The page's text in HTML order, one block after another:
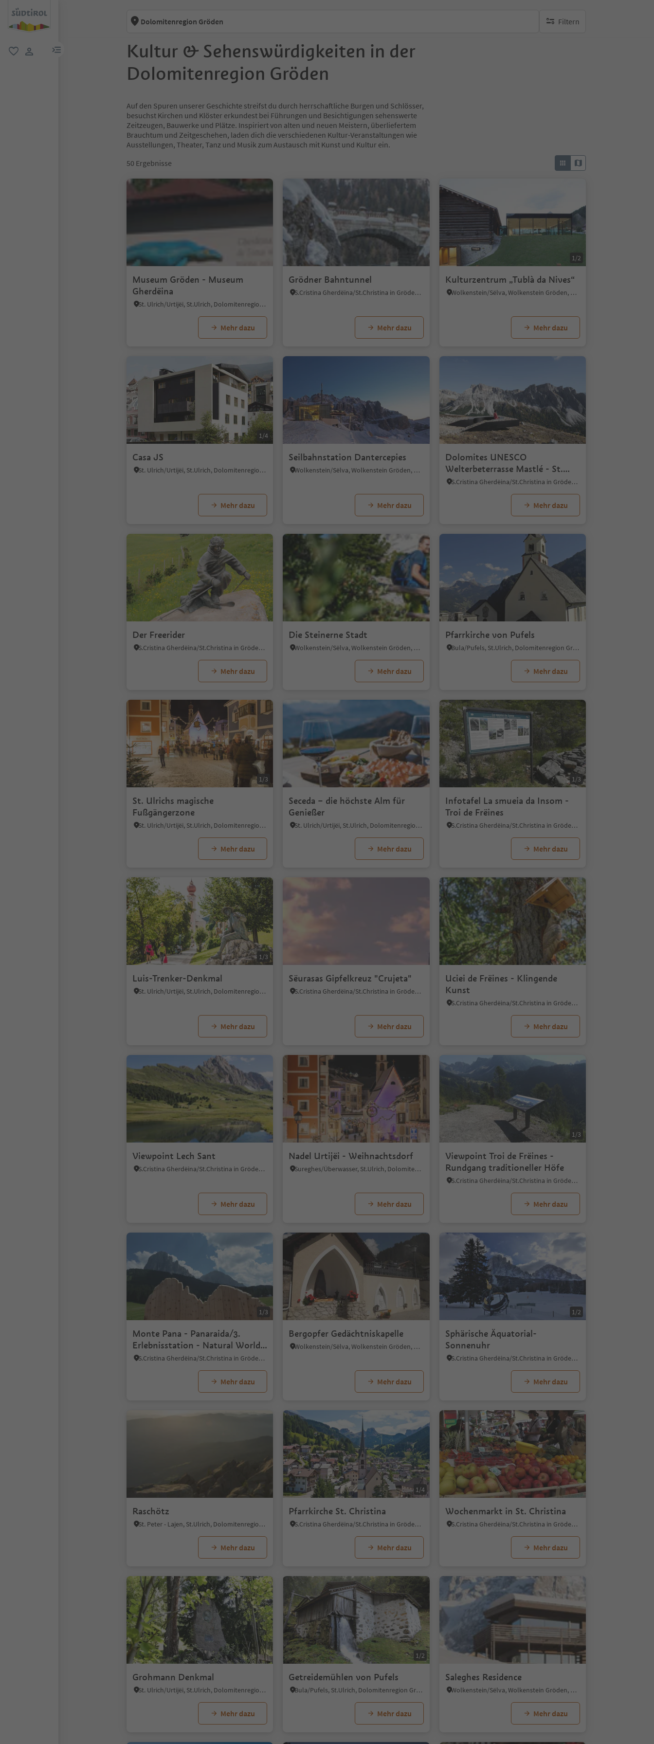
menu link
Dolomitenregion Gröden Filtern
keine aktiven Filte
Kultur & Sehenswürdigkeiten in der
Dolomitenregion Gröden
Auf den Spuren unserer Geschichte streifst du durch herrschaftliche Burgen und Schlösser,
besuchst Kirchen und Klöster erkundest bei Führungen und Besichtigungen sehenswerte
Zeitzeugen, Bauwerke und Plätze. Inspiriert von alten und neuen Meistern, überliefertem
Brauchtum und Zeitgeschehen, laden dich die verschiedenen Kultur-Veranstaltungen wie
Ausstellungen, Theater, Tanz und Musik zum Austausch mit Kunst und Kultur ein.
50 Ergebnisse
Museum Gröden - Museum
Gherdëina
St. Ulrich/Urtijëi, St.Ulrich, Dolomitenregion Gröden
Mehr dazu
Grödner Bahntunnel
S.Cristina Gherdëina/St.Christina in Gröden, St.Christina in Gröden, Dolomitenregion Gröden
Mehr dazu
1/2
Kulturzentrum „Tublà da Nives“
Wolkenstein/Sëlva, Wolkenstein Gröden, Dolomitenregion Gröden
Mehr dazu
1/4
Casa JS
St. Ulrich/Urtijëi, St.Ulrich, Dolomitenregion Gröden
Mehr dazu
Seilbahnstation Dantercepies
Wolkenstein/Sëlva, Wolkenstein Gröden, Dolomitenregion Gröden
Mehr dazu
Dolomites UNESCO
Welterbeterrasse Mastlé - St.
Christina Gröden
S.Cristina Gherdëina/St.Christina in Gröden, St.Christina in Gröden, Dolomitenregion Gröden
Mehr dazu
Der Freerider
S.Cristina Gherdëina/St.Christina in Gröden, St.Christina in Gröden, Dolomitenregion Gröden
Mehr dazu
Die Steinerne Stadt
Wolkenstein/Sëlva, Wolkenstein Gröden, Dolomitenregion Gröden
Mehr dazu
Pfarrkirche von Pufels
Bula/Pufels, St.Ulrich, Dolomitenregion Gröden
Mehr dazu
1/3
St. Ulrichs magische
Fußgängerzone
St. Ulrich/Urtijëi, St.Ulrich, Dolomitenregion Gröden
Mehr dazu
1/7
Seceda – die höchste Alm für
Genießer
St. Ulrich/Urtijëi, St.Ulrich, Dolomitenregion Gröden
Mehr dazu
1/3
Infotafel La smueia da Insom -
Troi de Frëines
S.Cristina Gherdëina/St.Christina in Gröden, St.Christina in Gröden, Dolomitenregion Gröden
Mehr dazu
1/3
Luis-Trenker-Denkmal
St. Ulrich/Urtijëi, St.Ulrich, Dolomitenregion Gröden
Mehr dazu
Sëurasas Gipfelkreuz "Crujeta"
S.Cristina Gherdëina/St.Christina in Gröden, St.Christina in Gröden, Dolomitenregion Gröden
Mehr dazu
Uciei de Frëines - Klingende
Kunst
S.Cristina Gherdëina/St.Christina in Gröden, St.Christina in Gröden, Dolomitenregion Gröden
Mehr dazu
1/6
Viewpoint Lech Sant
S.Cristina Gherdëina/St.Christina in Gröden, St.Christina in Gröden, Dolomitenregion Gröden
Mehr dazu
Nadel Urtijëi - Weihnachtsdorf
Sureghes/Überwasser, St.Ulrich, Dolomitenregion Gröden
Mehr dazu
1/3
Viewpoint Troi de Frëines -
Rundgang traditioneller Höfe
S.Cristina Gherdëina/St.Christina in Gröden, St.Christina in Gröden, Dolomitenregion Gröden
Mehr dazu
1/3
Monte Pana - Panaraida/3.
Erlebnisstation - Natural World
Heritage Cinema
S.Cristina Gherdëina/St.Christina in Gröden, St.Christina in Gröden, Dolomitenregion Gröden
Mehr dazu
Bergopfer Gedächtniskapelle
Wolkenstein/Sëlva, Wolkenstein Gröden, Dolomitenregion Gröden
Mehr dazu
1/2
Sphärische Äquatorial-
Sonnenuhr
S.Cristina Gherdëina/St.Christina in Gröden, St.Christina in Gröden, Dolomitenregion Gröden
Mehr dazu
1/6
Raschötz
St. Peter - Lajen, St.Ulrich, Dolomitenregion Gröden
Mehr dazu
1/4
Pfarrkirche St. Christina
S.Cristina Gherdëina/St.Christina in Gröden, St.Christina in Gröden, Dolomitenregion Gröden
Mehr dazu
Wochenmarkt in St. Christina
S.Cristina Gherdëina/St.Christina in Gröden, St.Christina in Gröden, Dolomitenregion Gröden
Mehr dazu
Grohmann Denkmal
St. Ulrich/Urtijëi, St.Ulrich, Dolomitenregion Gröden
Mehr dazu
1/2
Getreidemühlen von Pufels
Bula/Pufels, St.Ulrich, Dolomitenregion Gröden
Mehr dazu
Saleghes Residence
Wolkenstein/Sëlva, Wolkenstein Gröden, Dolomitenregion Gröden
Mehr dazu